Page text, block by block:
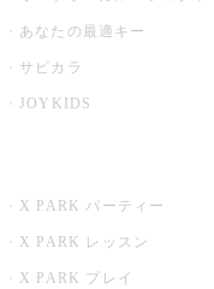
あなたの最適キー
サビカラ
JOYKIDS
X PARK パーティー
X PARK レッスン
X PARK プレイ